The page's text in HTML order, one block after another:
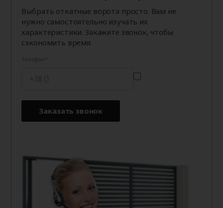
Выбрать откатные ворота просто. Вам не
нужно самостоятельно изучать их
характеристики. Закажите звонок, чтобы
сэкономить время.
Заказать звонок